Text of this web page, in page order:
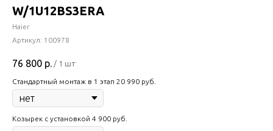
W/1U12BS3ERA
Haier
Артикул: 100978
76 800 р. / 1 шт
Стандартный монтаж в 1 этап 20 990 руб.
Козырек с установкой 4 900 руб.